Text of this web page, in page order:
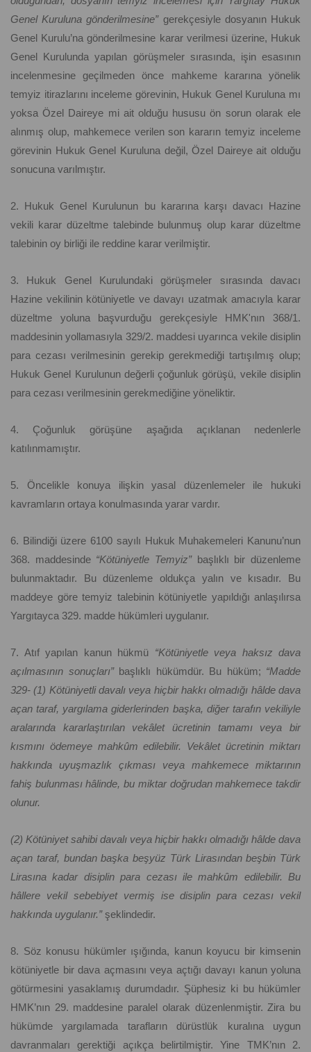
Genel Kuruluna gönderilmesine”gerekçesiyle dosyanın Hukuk
Genel Kurulu’na gönderilmesine karar verilmesi üzerine, Hukuk
Genel Kurulunda yapılan görüşmeler sırasında, işin esasının
incelenmesine geçilmeden önce mahkeme kararına yönelik
temyiz itirazlarını inceleme görevinin, Hukuk Genel Kuruluna mı
yoksa Özel Daireye mi ait olduğu hususu ön sorun olarak ele
alınmış olup, mahkemece verilen son kararın temyiz inceleme
görevinin Hukuk Genel Kuruluna değil, Özel Daireye ait olduğu
sonucuna varılmıştır.
2. Hukuk Genel Kurulunun bu kararına karşı davacı Hazine
vekili karar düzeltme talebinde bulunmuş olup karar düzeltme
talebinin oy birliği ile reddine karar verilmiştir.
3. Hukuk Genel Kurulundaki görüşmeler sırasında davacı
Hazine vekilinin kötüniyetle ve davayı uzatmak amacıyla karar
düzeltme yoluna başvurduğu gerekçesiyle HMK'nın 368/1.
maddesinin yollamasıyla 329/2. maddesi uyarınca vekile disiplin
para cezası verilmesinin gerekip gerekmediği tartışılmış olup;
Hukuk Genel Kurulunun değerli çoğunluk görüşü, vekile disiplin
para cezası verilmesinin gerekmediğine yöneliktir.
4. Çoğunluk görüşüne aşağıda açıklanan nedenlerle
katılınmamıştır.
5. Öncelikle konuya ilişkin yasal düzenlemeler ile hukuki
kavramların ortaya konulmasında yarar vardır.
6. Bilindiği üzere 6100 sayılı Hukuk Muhakemeleri Kanunu’nun
368. maddesinde “Kötüniyetle Temyiz”başlıklı bir düzenleme
bulunmaktadır. Bu düzenleme oldukça yalın ve kısadır. Bu
maddeye göre temyiz talebinin kötüniyetle yapıldığı anlaşılırsa
Yargıtayca 329. madde hükümleri uygulanır.
7. Atıf yapılan kanun hükmü “Kötüniyetle veya haksız dava
açılmasının sonuçları”başlıklı hükümdür. Bu hüküm; “Madde
329- (1) Kötüniyetli davalı veya hiçbir hakkı olmadığı hâlde dava
açan taraf, yargılama giderlerinden başka, diğer tarafın vekiliyle
aralarında kararlaştırılan vekâlet ücretinin tamamı veya bir
kısmını ödemeye mahkûm edilebilir. Vekâlet ücretinin miktarı
hakkında uyuşmazlık çıkması veya mahkemece miktarının
fahiş bulunması hâlinde, bu miktar doğrudan mahkemece takdir
olunur.
(2) Kötüniyet sahibi davalı veya hiçbir hakkı olmadığı hâlde dava
açan taraf, bundan başka beşyüz Türk Lirasından beşbin Türk
Lirasına kadar disiplin para cezası ile mahkûm edilebilir. Bu
hâllere vekil sebebiyet vermiş ise disiplin para cezası vekil
hakkında uygulanır.”şeklindedir.
8. Söz konusu hükümler ışığında, kanun koyucu bir kimsenin
kötüniyetle bir dava açmasını veya açtığı davayı kanun yoluna
götürmesini yasaklamış durumdadır. Şüphesiz ki bu hükümler
HMK’nın 29. maddesine paralel olarak düzenlenmiştir. Zira bu
hükümde yargılamada tarafların dürüstlük kuralına uygun
davranmaları gerektiği açıkça belirtilmiştir. Yine TMK’nın 2.